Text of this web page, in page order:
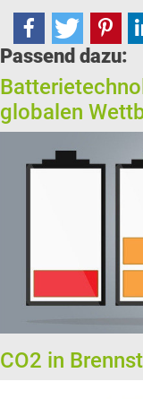
Passend dazu:
globalen
CO2 in